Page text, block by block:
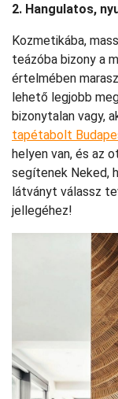
2. Hangulatos,
Kozmetikába,
teázóba bizony a
értelmében
lehető legjobb
bizonytalan vagy,
tapétabolt
helyen van, és az
segítenek Neked,
látványt válassz
jellegéhez!